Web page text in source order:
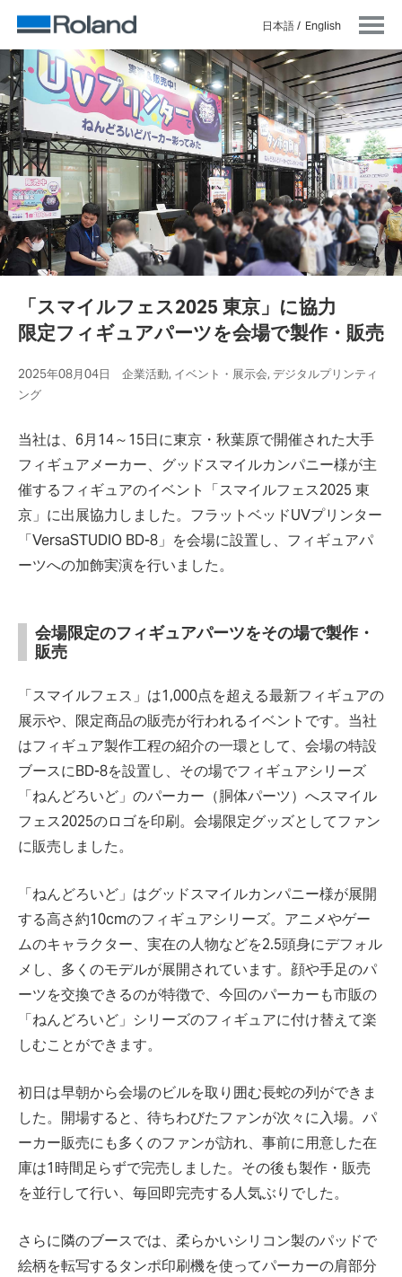
日本語 English
「スマイルフェス2025 東京」に協力
限定フィギュアパーツを会場で製作・販売
2025年08月04日 企業活動, イベント・展示会, デジタルプリンティ
ング
当社は、6月14～15日に東京・秋葉原で開催された大手
フィギュアメーカー、グッドスマイルカンパニー様が主
催するフィギュアのイベント「スマイルフェス2025 東
京」に出展協力しました。フラットベッドUVプリンター
「VersaSTUDIO BD-8」を会場に設置し、フィギュアパ
ーツへの加飾実演を行いました。
会場限定のフィギュアパーツをその場で製作・
販売
「スマイルフェス」は1,000点を超える最新フィギュアの
展示や、限定商品の販売が行われるイベントです。当社
はフィギュア製作工程の紹介の一環として、会場の特設
ブースにBD-8を設置し、その場でフィギュアシリーズ
「ねんどろいど」のパーカー（胴体パーツ）へスマイル
フェス2025のロゴを印刷。会場限定グッズとしてファン
に販売しました。
「ねんどろいど」はグッドスマイルカンパニー様が展開
する高さ約10cmのフィギュアシリーズ。アニメやゲー
ムのキャラクター、実在の人物などを2.5頭身にデフォル
メし、多くのモデルが展開されています。顔や手足のパ
ーツを交換できるのが特徴で、今回のパーカーも市販の
「ねんどろいど」シリーズのフィギュアに付け替えて楽
しむことができます。
初日は早朝から会場のビルを取り囲む長蛇の列ができま
した。開場すると、待ちわびたファンが次々に入場。パ
ーカー販売にも多くのファンが訪れ、事前に用意した在
庫は1時間足らずで完売しました。その後も製作・販売
を並行して行い、毎回即完売する人気ぶりでした。
さらに隣のブースでは、柔らかいシリコン製のパッドで
絵柄を転写するタンポ印刷機を使ってパーカーの肩部分